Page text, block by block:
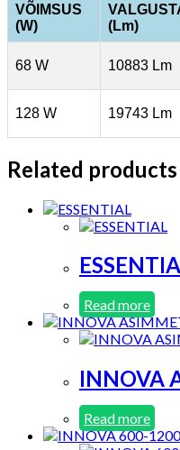
VÕIMSUS
(W)
(Lm)
68 W 10883 Lm
128 W 19743 Lm
Related products
Read more
INNOVA
Read more